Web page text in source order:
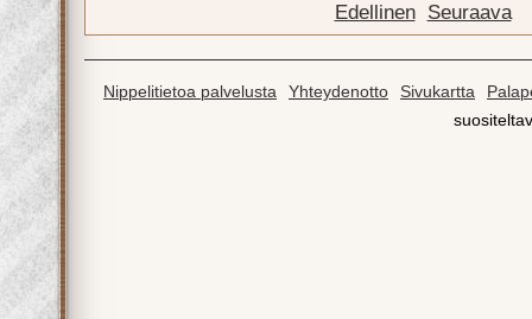
Edellinen Seuraava
Nippelitietoa palvelusta Yhteydenotto Sivukartta